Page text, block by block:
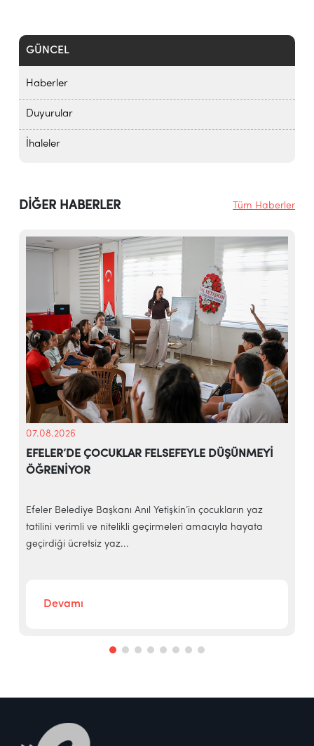
GÜNCEL
Haberler
Duyurular
İhaleler
DİĞER HABERLER Tüm Haberler
07.08.2026
EFELER’DE ÇOCUKLAR FELSEFEYLE DÜŞÜNMEYİ
ÖĞRENİYOR
Efeler Belediye Başkanı Anıl Yetişkin’in çocukların yaz
tatilini verimli ve nitelikli geçirmeleri amacıyla hayata
geçirdiği ücretsiz yaz...
Devamı